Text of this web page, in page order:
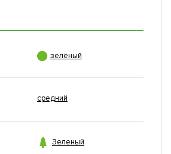
 зелёный
средний
 Зеленый